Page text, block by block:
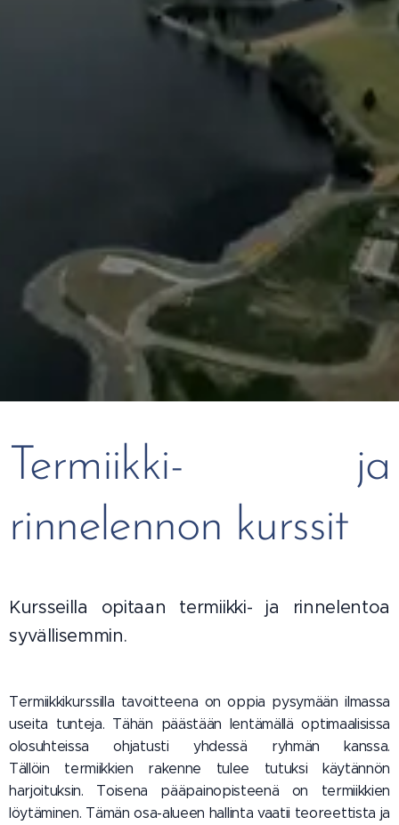
Termiikki- ja
rinnelennon kurssit
Kursseilla opitaan termiikki- ja rinnelentoa
syvällisemmin.
Termiikkikurssilla tavoitteena on oppia pysymään ilmassa
useita tunteja. Tähän päästään lentämällä optimaalisissa
olosuhteissa ohjatusti yhdessä ryhmän kanssa.
Tällöin termiikkien rakenne tulee tutuksi käytännön
harjoituksin. Toisena pääpainopisteenä on termiikkien
löytäminen. Tämän osa-alueen hallinta vaatii teoreettista ja